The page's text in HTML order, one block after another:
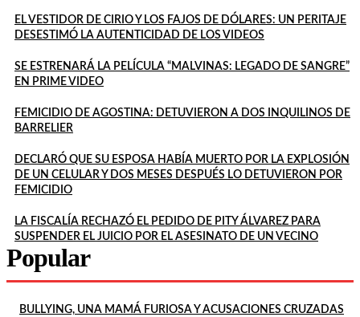
EL VESTIDOR DE CIRIO Y LOS FAJOS DE DÓLARES: UN PERITAJE
DESESTIMÓ LA AUTENTICIDAD DE LOS VIDEOS
SE ESTRENARÁ LA PELÍCULA “MALVINAS: LEGADO DE SANGRE”
EN PRIME VIDEO
FEMICIDIO DE AGOSTINA: DETUVIERON A DOS INQUILINOS DE
BARRELIER
DECLARÓ QUE SU ESPOSA HABÍA MUERTO POR LA EXPLOSIÓN
DE UN CELULAR Y DOS MESES DESPUÉS LO DETUVIERON POR
FEMICIDIO
LA FISCALÍA RECHAZÓ EL PEDIDO DE PITY ÁLVAREZ PARA
SUSPENDER EL JUICIO POR EL ASESINATO DE UN VECINO
Popular
BULLYING, UNA MAMÁ FURIOSA Y ACUSACIONES CRUZADAS